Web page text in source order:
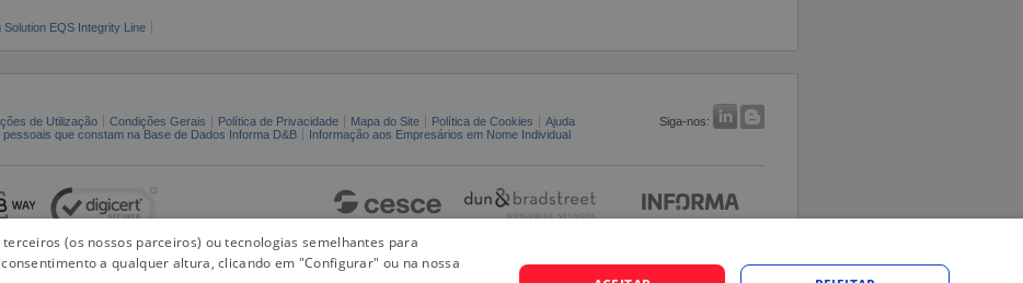
Solution EQS Integrity Line
de Utilização Condições Gerais Política de Privacidade Mapa do Site Política de Cookies Ajuda
Siga-nos:
que constam na Base de Dados Informa D&B
Informação aos Empresários em Nome Individual
(os nossos parceiros) ou tecnologias semelhantes para
a qualquer altura, clicando em "Configurar" ou na nossa